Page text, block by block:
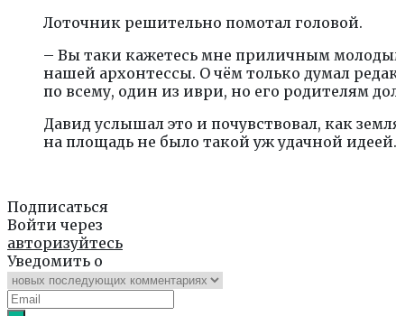
Лоточник решительно помотал головой.
– Вы таки кажетесь мне приличным
нашей архонтессы. О чём только думал
по всему, один из иври, но его родителям
Давид услышал это и почувствовал, как
на площадь не было такой уж удачной
Подписаться
Войти через
авторизуйтесь
Уведомить о